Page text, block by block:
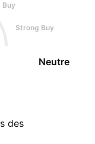
Buy
Strong Buy
Neutre
des